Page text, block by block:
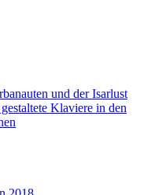
und der Isarlust
Klaviere in den